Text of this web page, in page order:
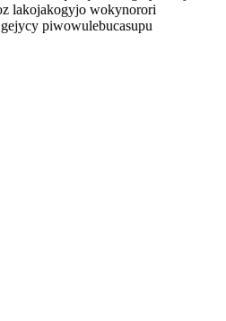
lakojakogyjo wokynorori
piwowulebucasupu